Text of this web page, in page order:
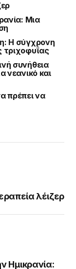
Μια
Η σύγχρονη
τριχοφυΐας
συνήθεια
νεανικό και
πρέπει να
λέιζερ
Ημικρανία: